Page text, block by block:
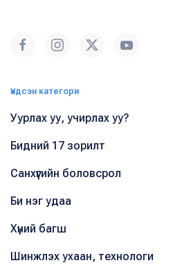
Үндсэн категори
Уурлах уу, учирлах уу?
Бидний 17 зорилт
Санхүүгийн боловсрол
Би нэг удаа
Хүний багш
Шинжлэх ухаан, технологи